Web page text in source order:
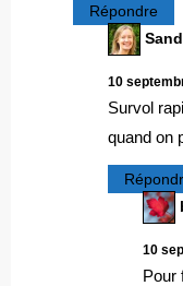
Répondre
10
Survol
quand on
10
Pour